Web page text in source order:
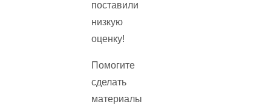
поставили
низкую
оценку!
Помогите
сделать
материалы